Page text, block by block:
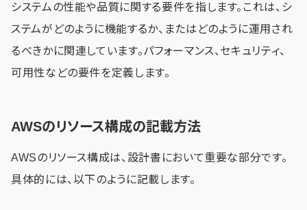
システムの性能や品質に関する要件を指します。これは、シ
ステムがどのように機能するか、またはどのように運用され
るべきかに関連しています。パフォーマンス、セキュリティ、
可用性などの要件を定義します。
AWSのリソース構成の記載方法
AWSのリソース構成は、設計書において重要な部分です。
具体的には、以下のように記載します。